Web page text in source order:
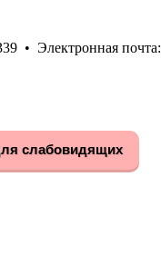
• Электронная почта:
слабовидящих